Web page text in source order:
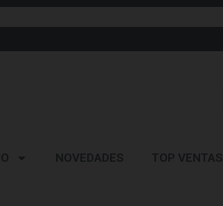
NOVEDADES TOP VENTAS